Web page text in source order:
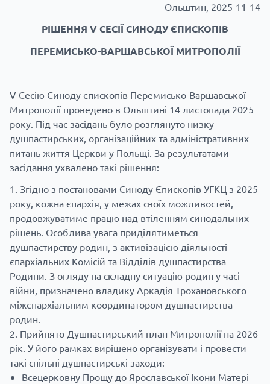
Ольштин, 2025-11-14
РІШЕННЯ VСЕСІЇ СИНОДУ ЄПИСКОПІВ
ПЕРЕМИСЬКО-ВАРШАВСЬКОЇ МИТРОПОЛІЇ
V Сесію Синоду єпископів Перемисько-Варшавської
Митрополії проведено в Ольштині 14 листопада 2025
року. Під час засідань було розглянуто низку
душпастирських, організаційних та адміністративних
питань життя Церкви у Польщі. За результатами
засідання ухвалено такі рішення:
Згідно з постановами Синоду Єпископів УГКЦ з 2025
року, кожна єпархія, у межах своїх можливостей,
продовжуватиме працю над втіленням синодальних
рішень. Особлива увага приділятиметься
душпастирству родин, з активізацією діяльності
єпархіальних Комісій та Відділів душпастирства
Родини. З огляду на складну ситуацію родин у часі
війни, призначено владику Аркадія Трохановського
міжєпархіальним координатором душпастирства
родин.
Прийнято Душпастирський план Митрополії на 2026
рік. У його рамках вирішено організувати і провести
такі спільні душпастирські заходи:
Всецерковну Прощу до Ярославської Ікони Матері